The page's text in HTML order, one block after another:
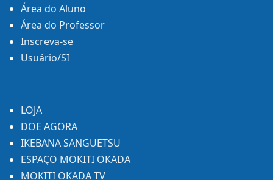
Área do Aluno
Área do Professor
Inscreva-se
Usuário/SI
LOJA
DOE AGORA
IKEBANA SANGUETSU
ESPAÇO MOKITI OKADA
MOKITI OKADA TV